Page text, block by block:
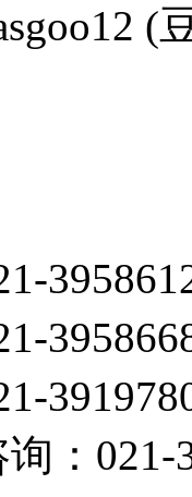
机器人Hikrobot参展
(
：021-